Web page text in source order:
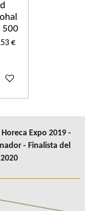
d
500
€
al carrito
Expo 2019 -
- Finalista del